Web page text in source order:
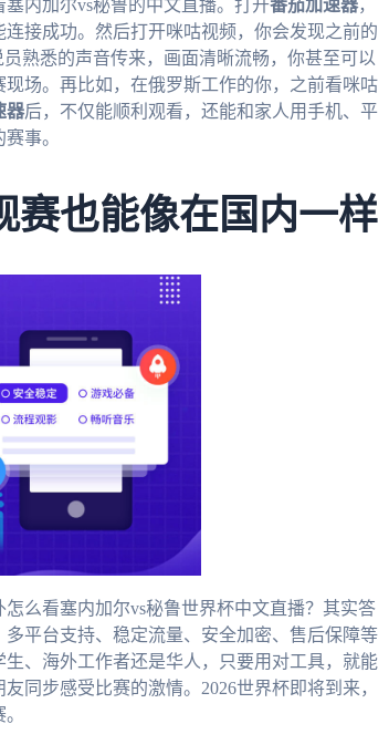
内加尔vs秘鲁的中文直播。打开番茄加速器，
接成功。然后打开咪咕视频，你会发现之前的
熟悉的声音传来，画面清晰流畅，你甚至可以
场。再比如，在俄罗斯工作的你，之前看咪咕
器后，不仅能顺利观看，还能和家人用手机、平
事。
赛也能像在国内一样
么看塞内加尔vs秘鲁世界杯中文直播？其实答
多平台支持、稳定流量、安全加密、售后保障等
、海外工作者还是华人，只要用对工具，就能
同步感受比赛的激情。2026世界杯即将到来，